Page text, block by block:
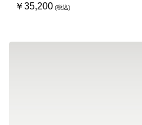
￥35,200